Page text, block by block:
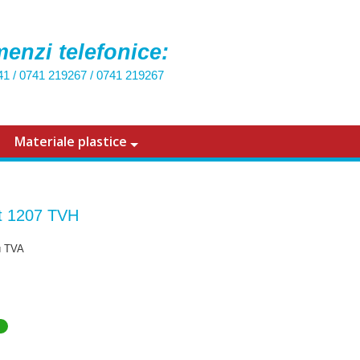
telefonice:
/ 0741 219267/ 0741 219267
Materiale plastice
1207 TVH
TVA